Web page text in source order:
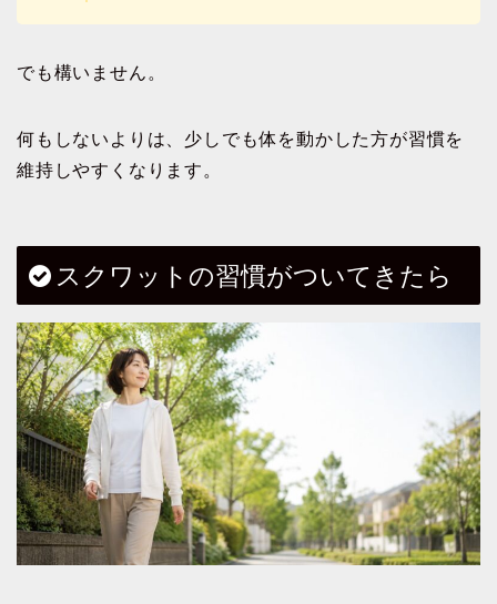
でも構いません。
何もしないよりは、少しでも体を動かした方が習慣を
維持しやすくなります。
スクワットの習慣がついてきたら